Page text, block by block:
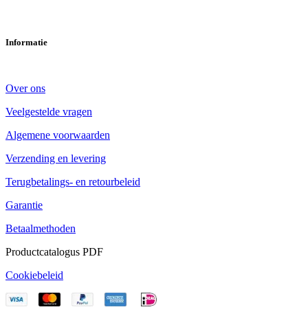
Informatie
Over ons
Veelgestelde vragen
Algemene voorwaarden
Verzending en levering
Terugbetalings- en retourbeleid
Garantie
Betaalmethoden
Productcatalogus PDF
Cookiebeleid